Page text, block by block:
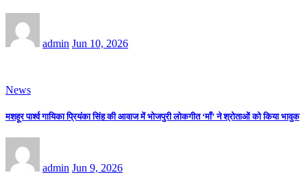
admin Jun 10, 2026
News
मशहूर पार्श्व गायिका प्रियंका सिंह की आवाज में भोजपुरी लोकगीत ‘माँ’ ने श्रोताओं को किया भावुक
admin Jun 9, 2026